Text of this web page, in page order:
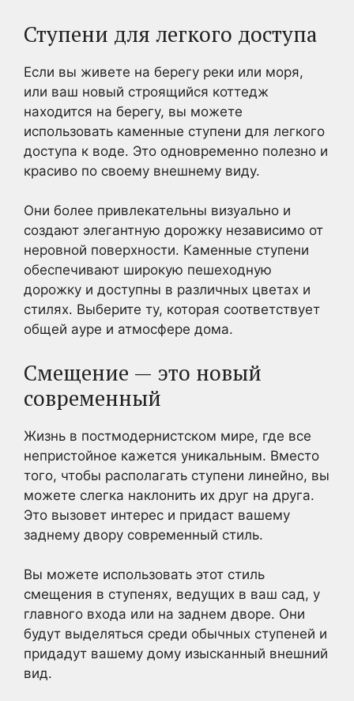
Ступени для легкого доступа
Если вы живете на берегу реки или моря,
или ваш новый строящийся коттедж
находится на берегу, вы можете
использовать каменные ступени для легкого
доступа к воде. Это одновременно полезно и
красиво по своему внешнему виду.
Они более привлекательны визуально и
создают элегантную дорожку независимо от
неровной поверхности. Каменные ступени
обеспечивают широкую пешеходную
дорожку и доступны в различных цветах и
стилях. Выберите ту, которая соответствует
общей ауре и атмосфере дома.
Смещение — это новый
современный
Жизнь в постмодернистском мире, где все
непристойное кажется уникальным. Вместо
того, чтобы располагать ступени линейно, вы
можете слегка наклонить их друг на друга.
Это вызовет интерес и придаст вашему
заднему двору современный стиль.
Вы можете использовать этот стиль
смещения в ступенях, ведущих в ваш сад, у
главного входа или на заднем дворе. Они
будут выделяться среди обычных ступеней и
придадут вашему дому изысканный внешний
вид.